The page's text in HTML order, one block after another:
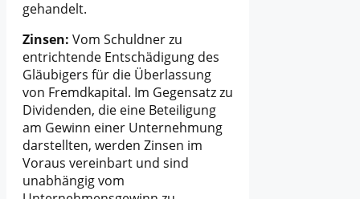
gehandelt.
Zinsen: Vom Schuldner zu
entrichtende Entschädigung des
Gläubigers für die Überlassung
von Fremdkapital. Im Gegensatz zu
Dividenden, die eine Beteiligung
am Gewinn einer Unternehmung
darstellten, werden Zinsen im
Voraus vereinbart und sind
unabhängig vom